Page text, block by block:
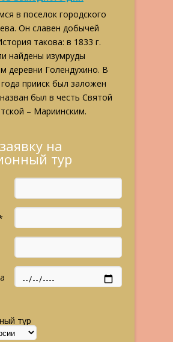
в поселок городского
Он славен добычей
такова: в 1833 г.
найдены изумруды
деревни Голендухино. В
прииск был заложен
был в честь Святой
– Мариинским.
на
тур
тур